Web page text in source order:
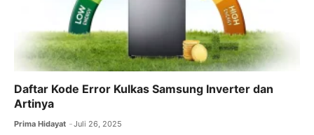
Daftar Kode Error Kulkas Samsung Inverter dan
Artinya
Prima Hidayat Juli 26, 2025